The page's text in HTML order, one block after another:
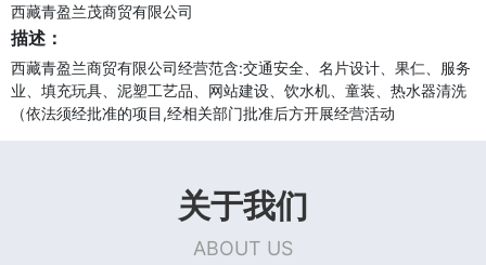
西藏青盈兰茂商贸有限公司
描述：
西藏青盈兰商贸有限公司经营范含:交通安全、名片设计、果仁、服务
业、填充玩具、泥塑工艺品、网站建设、饮水机、童装、热水器清洗
（依法须经批准的项目,经相关部门批准后方开展经营活动
关于我们
ABOUT US